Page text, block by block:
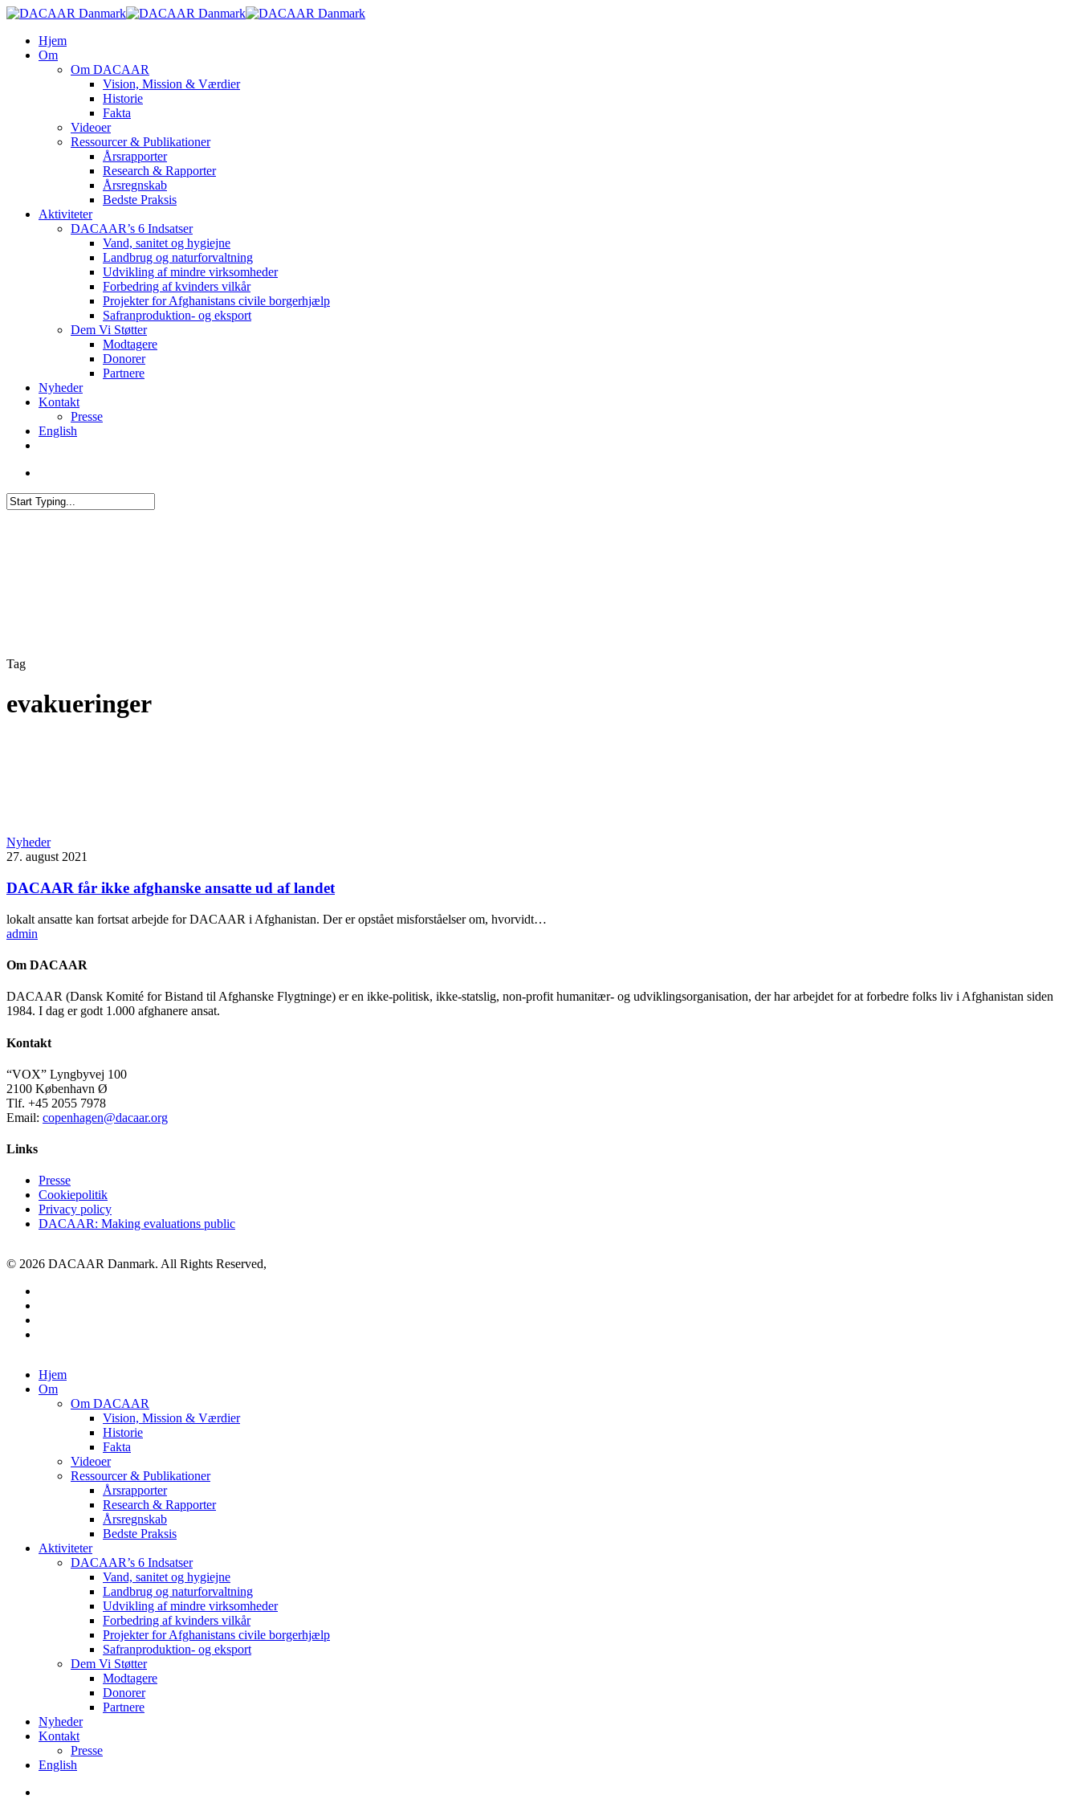
Skip
main
content
search
Menu
Hjem
Om
Om DACAAR
Vision, Mission & Værdier
Historie
Fakta
Videoer
Ressourcer & Publikationer
Årsrapporter
Research & Rapporter
Årsregnskab
Bedste Praksis
Aktiviteter
DACAAR’s 6 Indsatser
Vand, sanitet og hygiejne
Landbrug og naturforvaltning
Udvikling af mindre virksomheder
Forbedring af kvinders vilkår
Projekter for Afghanistans civile borgerhjælp
Safranproduktion- og eksport
Dem Vi Støtter
Modtagere
Donorer
Partnere
Nyheder
Kontakt
Presse
English
Tag
evakueringer
Nyheder
27. august 2021
DACAAR får ikke afghanske ansatte ud af landet
lokalt ansatte kan fortsat arbejde for DACAAR i Afghanistan. Der er opstået misforståelser om, hvorvidt…
admin
Om DACAAR
DACAAR (Dansk Komité for Bistand til Afghanske Flygtninge) er en ikke-politisk, ikke-statslig, non-profit humanitær- og udviklingsorganisation, der har arbejdet for at forbedre folks liv i Afghanistan siden
1984. I dag er godt 1.000 afghanere ansat.
Kontakt
“VOX” Lyngbyvej 100
2100 København Ø
Tlf. +45 2055 7978
Email: copenhagen@dacaar.org
Links
Presse
Cookiepolitik
Privacy policy
DACAAR: Making evaluations public
© 2026 DACAAR Danmark. All Rights Reserved,
Close
Menu
Hjem
Om
Om DACAAR
Vision, Mission & Værdier
Historie
Fakta
Videoer
Ressourcer & Publikationer
Årsrapporter
Research & Rapporter
Årsregnskab
Bedste Praksis
Aktiviteter
DACAAR’s 6 Indsatser
Vand, sanitet og hygiejne
Landbrug og naturforvaltning
Udvikling af mindre virksomheder
Forbedring af kvinders vilkår
Projekter for Afghanistans civile borgerhjælp
Safranproduktion- og eksport
Dem Vi Støtter
Modtagere
Donorer
Partnere
Nyheder
Kontakt
Presse
English